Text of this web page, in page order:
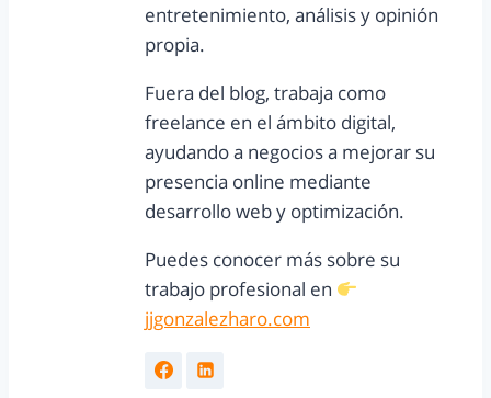
entretenimiento, análisis y opinión
propia.
Fuera del blog, trabaja como
freelance en el ámbito digital,
ayudando a negocios a mejorar su
presencia online mediante
desarrollo web y optimización.
Puedes conocer más sobre su
trabajo profesional en
jjgonzalezharo.com